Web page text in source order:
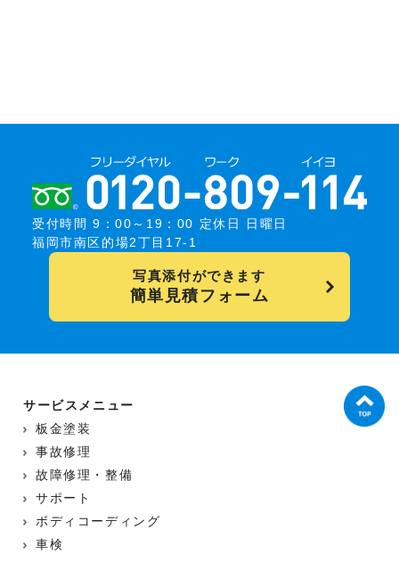
受付時間 9：00～19：00 定休日 日曜日
福岡市南区的場2丁目17-1
写真添付ができます
簡単見積フォーム
サービスメニュー
板金塗装
事故修理
故障修理・整備
サポート
ボディコーディング
車検